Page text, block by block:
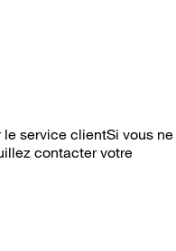
service clientSi vous ne
contacter votre